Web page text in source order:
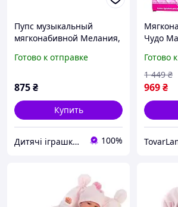
Пупс музыкальный
мягконабивной Мелания,
высота 39 см, поет 5
Готово к отправке
875₴
Купить
Дитячі іграшки ArNiktoys 100%
Чудо
Готово
969₴
1 449 ₴